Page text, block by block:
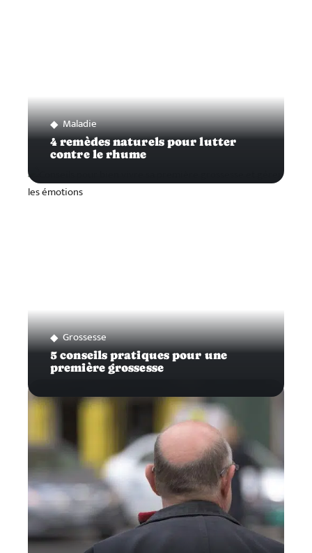
Maladie
4 remèdes naturels pour lutter
contre le rhume
Grossesse
5 conseils pratiques pour une
première grossesse